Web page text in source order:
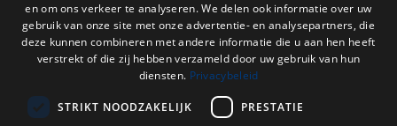
Openingstijden
Nieuwsbrief
en om ons verkeer te analyseren. We delen ook informatie over uw
gebruik van onze site met onze advertentie- en analysepartners, die
deze kunnen combineren met andere informatie die u aan hen heeft
verstrekt of die zij hebben verzameld door uw gebruik van hun
diensten. Privacybeleid
STRIKT NOODZAKELIJK PRESTATIE